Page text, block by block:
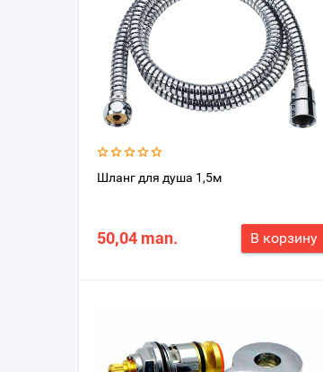
Шланг для душа 1,5м
50,04 man. В корзину